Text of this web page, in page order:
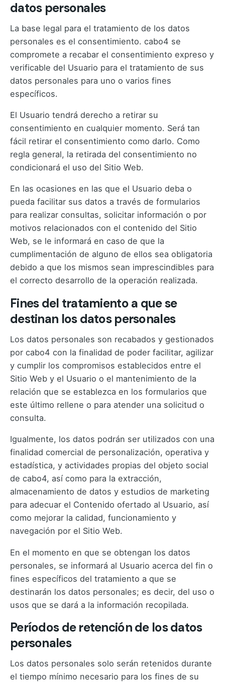
datos personales
La base legal para el tratamiento de los datos
personales es el consentimiento. cabo4 se
compromete a recabar el consentimiento expreso y
verificable del Usuario para el tratamiento de sus
datos personales para uno o varios fines
específicos.
El Usuario tendrá derecho a retirar su
consentimiento en cualquier momento. Será tan
fácil retirar el consentimiento como darlo. Como
regla general, la retirada del consentimiento no
condicionará el uso del Sitio Web.
En las ocasiones en las que el Usuario deba o
pueda facilitar sus datos a través de formularios
para realizar consultas, solicitar información o por
motivos relacionados con el contenido del Sitio
Web, se le informará en caso de que la
cumplimentación de alguno de ellos sea obligatoria
debido a que los mismos sean imprescindibles para
el correcto desarrollo de la operación realizada.
Fines del tratamiento a que se
destinan los datos personales
Los datos personales son recabados y gestionados
por cabo4 con la finalidad de poder facilitar, agilizar
y cumplir los compromisos establecidos entre el
Sitio Web y el Usuario o el mantenimiento de la
relación que se establezca en los formularios que
este último rellene o para atender una solicitud o
consulta.
Igualmente, los datos podrán ser utilizados con una
finalidad comercial de personalización, operativa y
estadística, y actividades propias del objeto social
de cabo4, así como para la extracción,
almacenamiento de datos y estudios de marketing
para adecuar el Contenido ofertado al Usuario, así
como mejorar la calidad, funcionamiento y
navegación por el Sitio Web.
En el momento en que se obtengan los datos
personales, se informará al Usuario acerca del fin o
fines específicos del tratamiento a que se
destinarán los datos personales; es decir, del uso o
usos que se dará a la información recopilada.
Períodos de retención de los datos
personales
Los datos personales solo serán retenidos durante
el tiempo mínimo necesario para los fines de su